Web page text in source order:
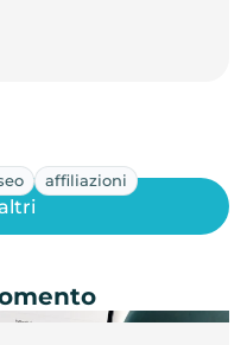
affiliazioni